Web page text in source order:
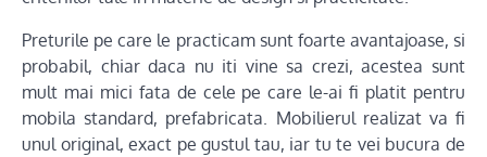
Preturile pe care le practicam sunt foarte avantajoase, si
probabil, chiar daca nu iti vine sa crezi, acestea sunt
mult mai mici fata de cele pe care le-ai fi platit pentru
mobila standard, prefabricata. Mobilierul realizat va fi
unul original, exact pe gustul tau, iar tu te vei bucura de